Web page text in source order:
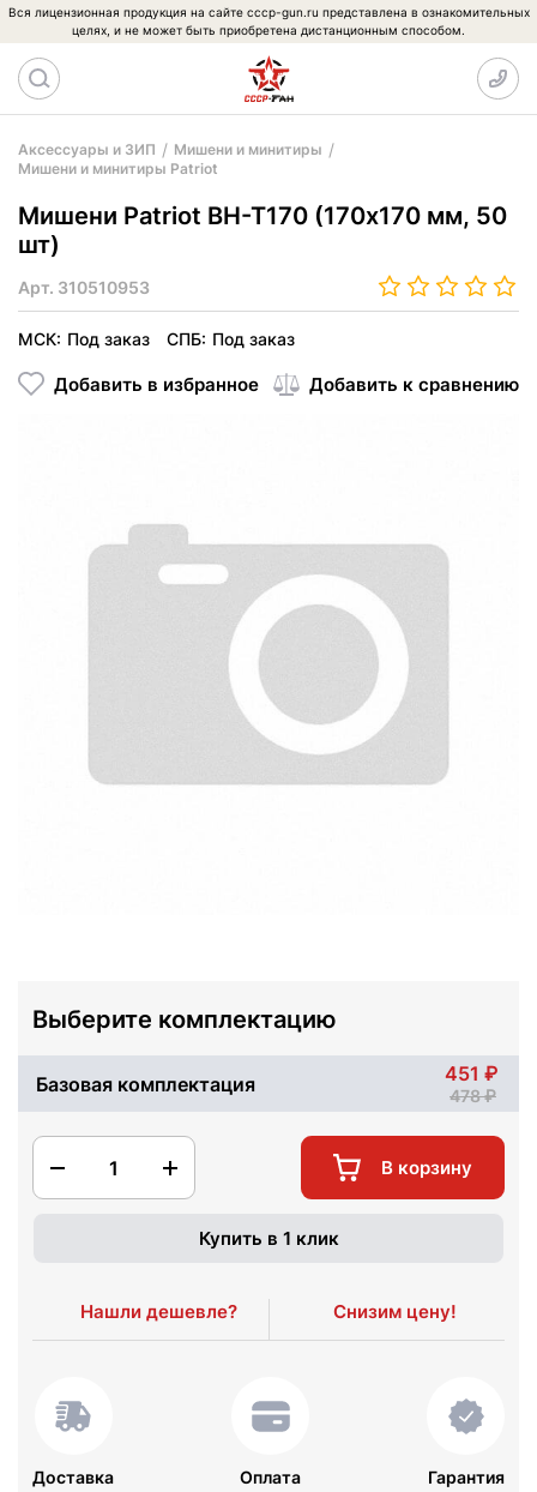
Вся лицензионная продукция на сайте cccp-gun.ru представлена в ознакомительных
целях, и не может быть приобретена дистанционным способом.
Аксессуары и ЗИП
Мишени и минитиры
Мишени и минитиры Patriot
Мишени Patriot BH-T170 (170х170 мм, 50
шт)
Арт. 310510953
МСК: Под заказ СПБ: Под заказ
Добавить в избранное Добавить к сравнению
Выберите комплектацию
Базовая комплектация 451
478
1 В корзину
Купить в 1 клик
Нашли дешевле? Снизим цену!
Доставка Оплата Гарантия